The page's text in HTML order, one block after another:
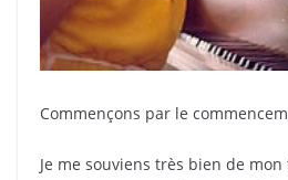
Commençons par le
Je me souviens très bien de